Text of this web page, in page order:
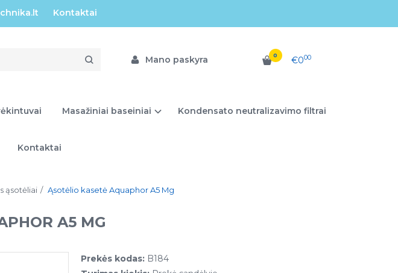
Kontaktai
Mano paskyra 0 €000
Masažiniai baseiniai Kondensato neutralizavimo filtrai
Kontaktai
ąsotėliai Ąsotėlio kasetė Aquaphor A5 Mg
A5 MG
Prekės kodas: B184